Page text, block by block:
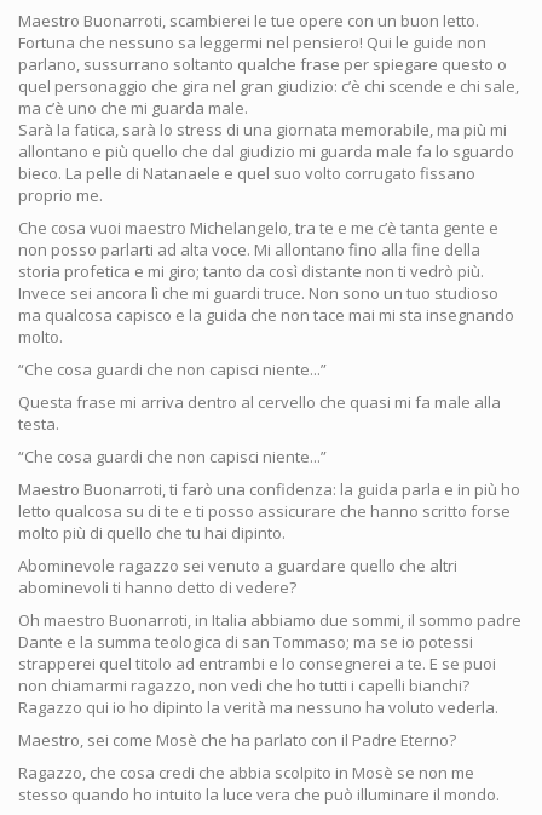
Maestro Buonarroti, scambierei le tue opere con un buon letto.
Fortuna che nessuno sa leggermi nel pensiero! Qui le guide non
parlano, sussurrano soltanto qualche frase per spiegare questo o
quel personaggio che gira nel gran giudizio: c’è chi scende e chi sale,
ma c’è uno che mi guarda male.
Sarà la fatica, sarà lo stress di una giornata memorabile, ma più mi
allontano e più quello che dal giudizio mi guarda male fa lo sguardo
bieco. La pelle di Natanaele e quel suo volto corrugato fissano
proprio me.
Che cosa vuoi maestro Michelangelo, tra te e me c’è tanta gente e
non posso parlarti ad alta voce. Mi allontano fino alla fine della
storia profetica e mi giro; tanto da così distante non ti vedrò più.
Invece sei ancora lì che mi guardi truce. Non sono un tuo studioso
ma qualcosa capisco e la guida che non tace mai mi sta insegnando
molto.
“Che cosa guardi che non capisci niente...”
Questa frase mi arriva dentro al cervello che quasi mi fa male alla
testa.
“Che cosa guardi che non capisci niente...”
Maestro Buonarroti, ti farò una confidenza: la guida parla e in più ho
letto qualcosa su di te e ti posso assicurare che hanno scritto forse
molto più di quello che tu hai dipinto.
Abominevole ragazzo sei venuto a guardare quello che altri
abominevoli ti hanno detto di vedere?
Oh maestro Buonarroti, in Italia abbiamo due sommi, il sommo padre
Dante e la summa teologica di san Tommaso; ma se io potessi
strapperei quel titolo ad entrambi e lo consegnerei a te. E se puoi
non chiamarmi ragazzo, non vedi che ho tutti i capelli bianchi?
Ragazzo qui io ho dipinto la verità ma nessuno ha voluto vederla.
Maestro, sei come Mosè che ha parlato con il Padre Eterno?
Ragazzo, che cosa credi che abbia scolpito in Mosè se non me
stesso quando ho intuito la luce vera che può illuminare il mondo.